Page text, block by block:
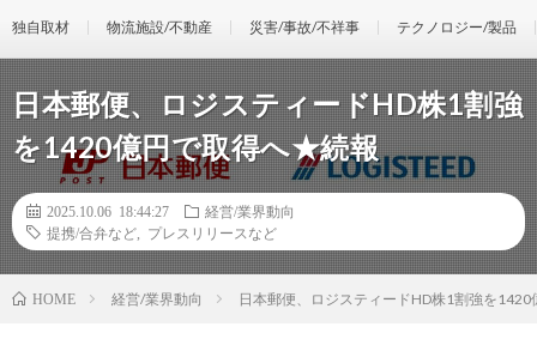
独自取材 物流施設/不動産 災害/事故/不祥事 テクノロジー/製品
日本郵便、ロジスティードHD株1割強
を1420億円で取得へ★続報
2025.10.06 18:44:27
経営/業界動向
提携/合弁など
プレスリリースなど
HOME 経営/業界動向 日本郵便、ロジスティードHD株1割強を